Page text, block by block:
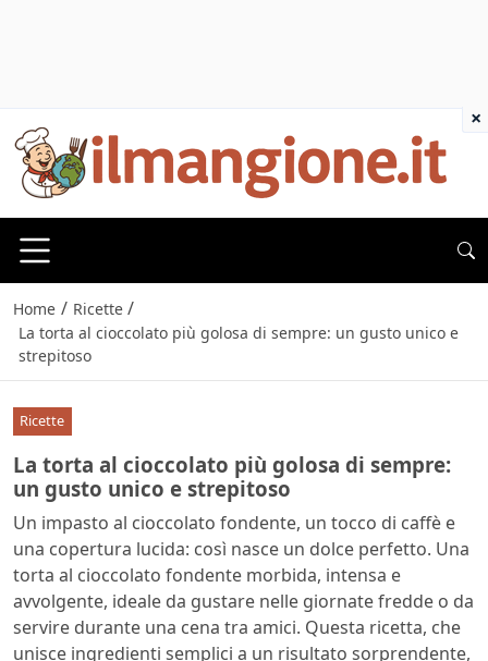
Home / Ricette /
La torta al cioccolato più golosa di sempre: un gusto unico e
strepitoso
Ricette
La torta al cioccolato più golosa di sempre:
un gusto unico e strepitoso
Un impasto al cioccolato fondente, un tocco di caffè e
una copertura lucida: così nasce un dolce perfetto. Una
torta al cioccolato fondente morbida, intensa e
avvolgente, ideale da gustare nelle giornate fredde o da
servire durante una cena tra amici. Questa ricetta, che
unisce ingredienti semplici a un risultato sorprendente,
×